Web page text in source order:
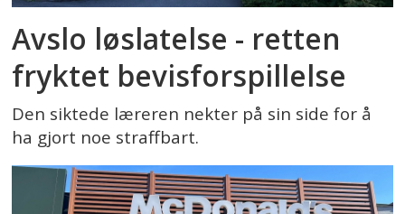
Avslo løslatelse - retten
fryktet bevisforspillelse
Den siktede læreren nekter på sin side for å
ha gjort noe straffbart.